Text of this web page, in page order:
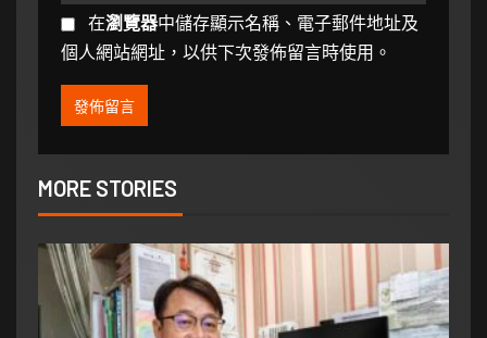
在瀏覽器中儲存顯示名稱、電子郵件地址及
個人網站網址，以供下次發佈留言時使用。
MORE STORIES